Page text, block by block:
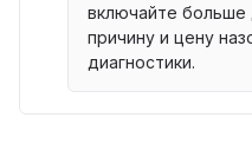
включайте
причину и цену
диагностики.